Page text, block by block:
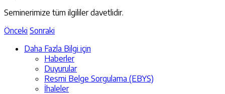
Seminerimize tüm ilgililer davetlidir.
Önceki Sonraki
Daha Fazla Bilgi için
Haberler
Duyurular
Resmi Belge Sorgulama (EBYS)
İhaleler